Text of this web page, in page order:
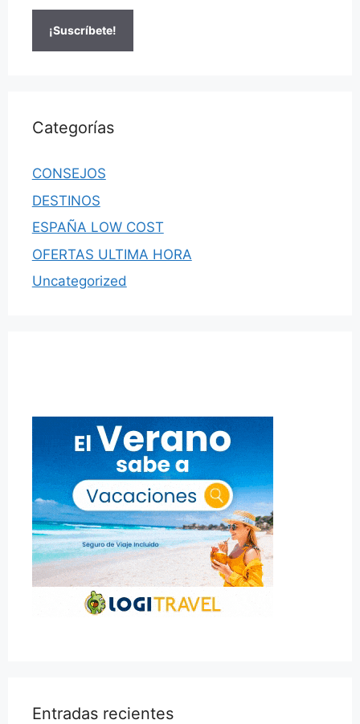
Categorías
CONSEJOS
DESTINOS
ESPAÑA LOW COST
OFERTAS ULTIMA HORA
Uncategorized
Entradas recientes